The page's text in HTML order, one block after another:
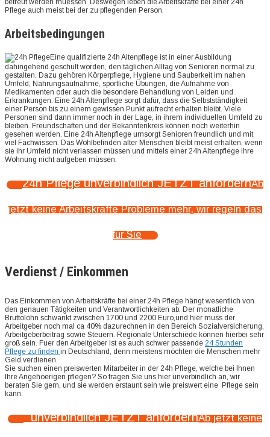
Pflege auch meist bei der zu pflegenden Person.
Arbeitsbedingungen
Eine qualifizierte 24h Altenpflege ist in einer Ausbildung
dahingehend geschult worden, den täglichen Alltag von Senioren normal zu
gestalten. Dazu gehören Körperpflege, Hygiene und Sauberkeit im nahen
Umfeld, Nahrungsaufnahme, sportliche Übungen, die Aufnahme von
Medikamenten oder auch die besondere Behandlung von Leiden und
Erkrankungen. Eine 24h Altenpflege sorgt dafür, dass die Selbstständigkeit
einer Person bis zu einem gewissen Punkt aufrecht erhalten bleibt. Viele
Personen sind dann immer noch in der Lage, in ihrem individuellen Umfeld zu
bleiben. Freundschaften und der Bekanntenkreis können noch weiterhin
gesehen werden. Eine 24h Altenpflege umsorgt Senioren freundlich und mit
viel Fachwissen. Das Wohlbefinden alter Menschen bleibt meist erhalten, wenn
sie ihr Umfeld nicht verlassen müssen und mittels einer 24h Altenpflege ihre
Wohnung nicht aufgeben müssen.
24h Pflege unverbindlich JETZT anfordernAb
jetzt keine Arbeitskräfte Probleme mehr, wir regeln das
für Sie
Verdienst / Einkommen
Das Einkommen von Arbeitskräfte bei einer 24h Pflege hängt wesentlich von
den genauen Tätigkeiten und Verantwortlichkeiten ab. Der monatliche
Bruttolohn schwankt zwischen 1700 und 2200 Euro,und hier muss der
Arbeitgeber noch mal ca 40% dazurechnen in den Bereich Sozialversicherung,
Arbeitgeberbeitrag sowie Steuern. Regionale Unterschiede können hierbei sehr
groß sein. Fuer den Arbeitgeber ist es auch schwer passende 24 Stunden
Pflege zu finden in Deutschland, denn meistens möchten die Menschen mehr
Geld verdienen.
Sie suchen einen preiswerten Mitarbeiter in der 24h Pflege, welche bei Ihnen
Ihre Angehoerigen pflegen? So fragen Sie uns hier unverbindlich an, wir
beraten Sie gern, und sie werden erstaunt sein wie preiswert eine Pflege sein
kann.
unverbindlich JETZT anfordernAb jetzt keine